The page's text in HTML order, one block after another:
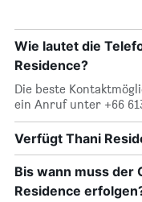
Wie lautet die
Residence?
Die beste
ein Anruf unter +66
Verfügt Thani
Bis wann muss der
Residence